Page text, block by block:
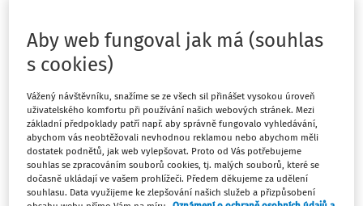
https://www.mmr.cz/cs/ministerstvo/bytova-
politika/informace-udalosti/informace-k-pravnim-
moznostem-ubytovani-uprchliku
V textu autoři jmenují právní formy, které jsou pro dnešní
situaci použitelné, vysvětlují jejich povahu a radí, jak si ze
smluvních typů vybrat. Kromě běžnéhonájmu bytu nebo
domu, který téměř každý zná a někdy ve svém životě
využil, jde i o formy méně obvyklé, a to ovýprosu,
výpůjčku akrátkodobý nájem, kterýneslouží
Aby web fungoval jak má (souhlas
s cookies)
Vážený návštěvníku, snažíme se ze všech sil přinášet vysokou úroveň
uživatelského komfortu při používání našich webových stránek. Mezi
základní předpoklady patří např. aby správně fungovalo vyhledávání,
abychom vás neobtěžovali nevhodnou reklamou nebo abychom měli
dostatek podnětů, jak web vylepšovat. Proto od Vás potřebujeme
souhlas se zpracováním souborů cookies, tj. malých souborů, které se
dočasně ukládají ve vašem prohlížeči. Předem děkujeme za udělení
souhlasu. Data využijeme ke zlepšování našich služeb a přizpůsobení